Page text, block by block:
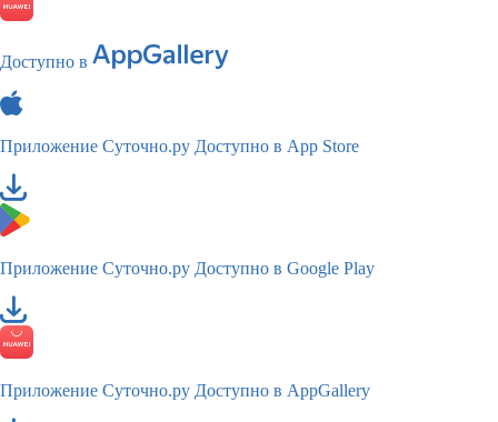
Доступно в
Приложение Суточно.ру Доступно в App Store
Приложение Суточно.ру Доступно в Google Play
Приложение Суточно.ру Доступно в AppGallery